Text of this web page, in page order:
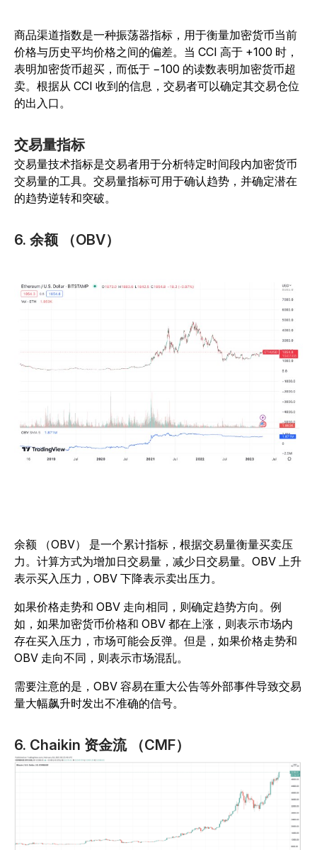
商品渠道指数是一种振荡器指标，用于衡量加密货币当前
价格与历史平均价格之间的偏差。当 CCI 高于 +100 时，
表明加密货币超买，而低于 −100 的读数表明加密货币超
卖。根据从 CCI 收到的信息，交易者可以确定其交易仓位
的出入口。
交易量指标
交易量技术指标是交易者用于分析特定时间段内加密货币
交易量的工具。交易量指标可用于确认趋势，并确定潜在
的趋势逆转和突破。
6. 余额 （OBV）
余额 （OBV） 是一个累计指标，根据交易量衡量买卖压
力。计算方式为增加日交易量，减少日交易量。OBV 上升
表示买入压力，OBV 下降表示卖出压力。
如果价格走势和 OBV 走向相同，则确定趋势方向。例
如，如果加密货币价格和 OBV 都在上涨，则表示市场内
存在买入压力，市场可能会反弹。但是，如果价格走势和
OBV 走向不同，则表示市场混乱。
需要注意的是，OBV 容易在重大公告等外部事件导致交易
量大幅飙升时发出不准确的信号。
6. Chaikin 资金流 （CMF）